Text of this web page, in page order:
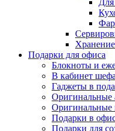
Хранение
Подарки для офиса
Блокноты и
В кабинет шефа
Гаджеты в
Оригинальные
Оригинальные
Подарки в
Подарки для